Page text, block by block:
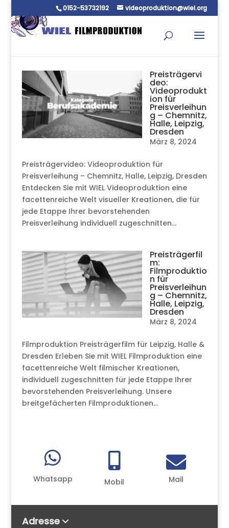
0152-53732192 videoproduktion@wiel.org
Preisträgervi
deo:
Videoprodukt
ion für
Preisverleihun
g – Chemnitz,
Halle, Leipzig,
Dresden
März 8, 2024
Preisträgervideo: Videoproduktion für
Preisverleihung – Chemnitz, Halle, Leipzig, Dresden
Entdecken Sie mit WIEL Videoproduktion eine
facettenreiche Welt visueller Kreationen, die für
jede Etappe Ihrer bevorstehenden
Preisverleihung individuell zugeschnitten...
Preisträgerfil
m:
Filmproduktio
n für
Preisverleihun
g – Chemnitz,
Halle, Leipzig,
Dresden
März 8, 2024
Filmproduktion Preisträgerfilm für Leipzig, Halle &
Dresden Erleben Sie mit WIEL Filmproduktion eine
facettenreiche Welt filmischer Kreationen,
individuell zugeschnitten für jede Etappe Ihrer
bevorstehenden Preisverleihung. Unsere
breitgefächerten Filmproduktionen...

Whatsapp

Mobil

Mail
Adresse